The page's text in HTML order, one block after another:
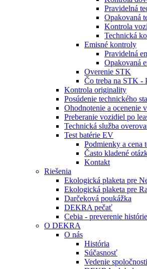
Pravidelná
Opakovaná
Kontrola
Technická
Emisné kontroly
Pravidelná
Opakovaná
Overenie STK
Čo treba na STK -
Kontrola originality
Posúdenie technického
Ohodnotenie a ocenenie
Preberanie vozidiel po
Technická služba
Test batérie EV
Podmienky a cena
Často kladené
Kontakt
Riešenia
Ekologická plaketa pre
Ekologická plaketa pre
Darčeková poukážka
DEKRA pečať
Cebia - preverenie
O DEKRA
O nás
História
Súčasnosť
Vedenie spoločnosti